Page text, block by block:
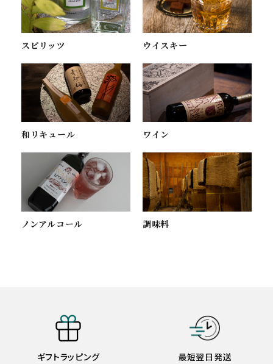
スピリッツ ウイスキー
和リキュール ワイン
ノンアルコール 調味料
ギフトラッピング 最短翌日発送